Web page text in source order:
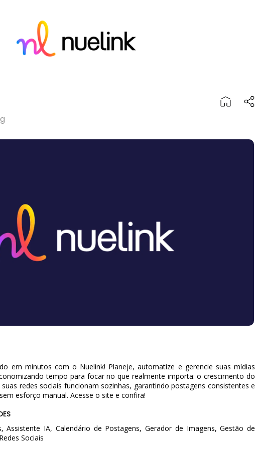
em minutos com o Nuelink! Planeje, automatize e gerencie suas mídias
tempo para focar no que realmente importa: o crescimento do
redes sociais funcionam sozinhas, garantindo postagens consistentes e
esforço manual. Acesse o site e confira!
Assistente IA, Calendário de Postagens, Gerador de Imagens, Gestão de
Sociais